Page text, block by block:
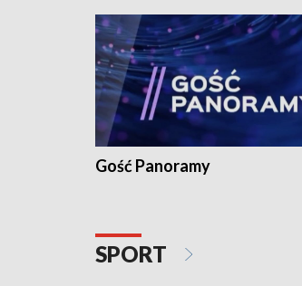
Gość Panoramy
SPORT